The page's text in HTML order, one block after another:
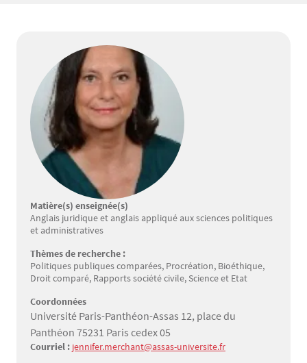
Matière(s) enseignée(s)
Anglais juridique et anglais appliqué aux sciences politiques
et administratives
Thèmes de recherche :
Politiques publiques comparées, Procréation, Bioéthique,
Droit comparé, Rapports société civile, Science et Etat
Coordonnées
Université Paris-Panthéon-Assas 12, place du
Panthéon 75231 Paris cedex 05
Courriel : jennifer.merchant@assas-universite.fr